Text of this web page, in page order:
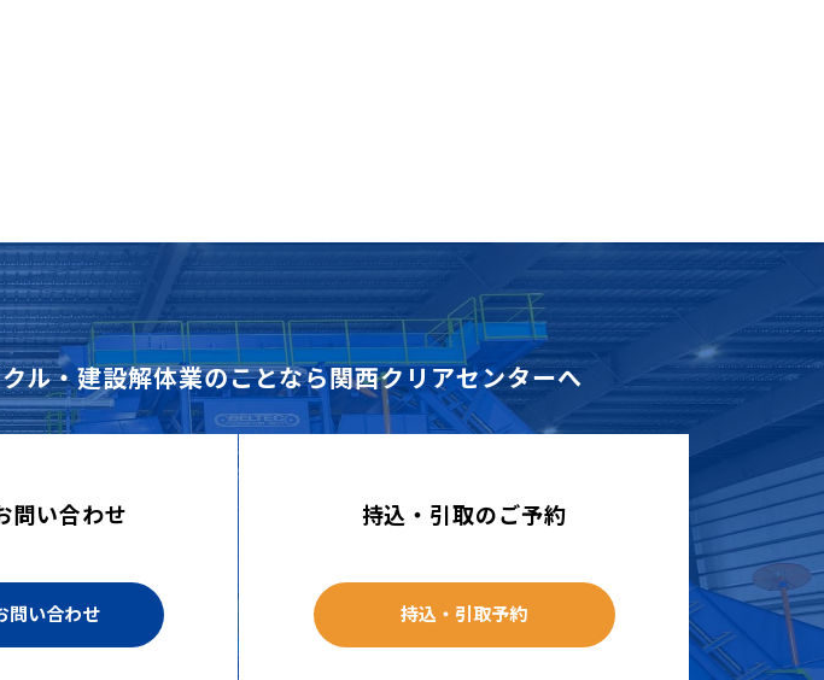
ル・建設解体業のことなら関西クリアセンターへ
問い合わせ
問い合わせ
持込・引取のご予約
持込・引取予約